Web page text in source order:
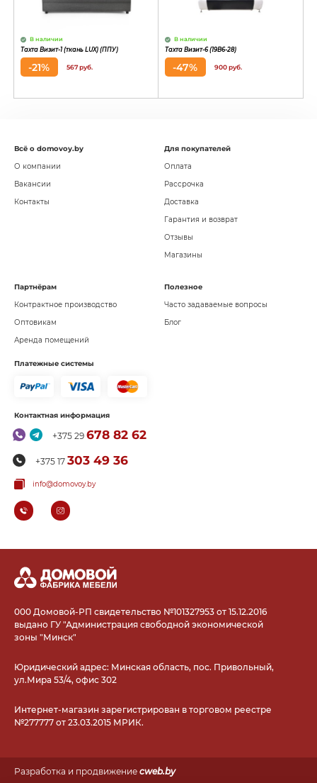
В наличии
Тахта Визит-1 (ткань LUX) (ППУ)
-21% 567 руб.
В наличии
Тахта Визит-6 (19В6-28)
-47% 900 руб.
Всё о domovoy.by
О компании
Вакансии
Контакты
Для покупателей
Оплата
Рассрочка
Доставка
Гарантия и возврат
Отзывы
Магазины
Партнёрам
Контрактное производство
Оптовикам
Аренда помещений
Полезное
Часто задаваемые вопросы
Блог
Платежные системы
Контактная информация
+375 29 678 82 62
+375 17 303 49 36
info@domovoy.by
000 Домовой-РП свидетельство №101327953 от 15.12.2016
выдано ГУ "Администрация свободной экономической
зоны "Минск"
Юридический адрес: Минская область, пос. Привольный,
ул.Мира 53/4, офис 302
Интернет-магазин зарегистрирован в торговом реестре
№277777 от 23.03.2015 МРИК.
Разработка и продвижение cweb.by